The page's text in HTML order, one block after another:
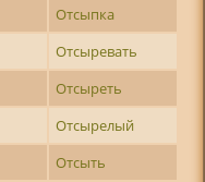
Отсыпка
Отсыревать
Отсыреть
Отсырелый
Отсыть